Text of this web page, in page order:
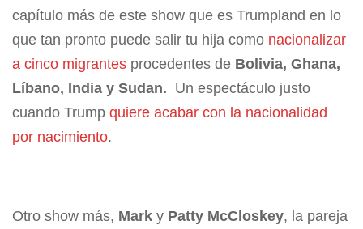
capítulo más de este show que es Trumpland en lo
que tan pronto puede salir tu hija como nacionalizar
a cinco migrantes procedentes de Bolivia, Ghana,
Líbano, India y Sudan. Un espectáculo justo
cuando Trump quiere acabar con la nacionalidad
por nacimiento.
Otro show más, Mark y Patty McCloskey, la pareja